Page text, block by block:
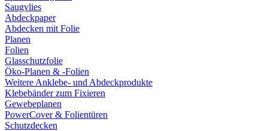
Saugvlies
Abdeckpaper
Abdecken mit Folie
Planen
Folien
Glasschutzfolie
Öko-Planen & -Folien
Weitere Anklebe- und Abdeckprodukte
Klebebänder zum Fixieren
Gewebeplanen
PowerCover & Folientüren
Schutzdecken